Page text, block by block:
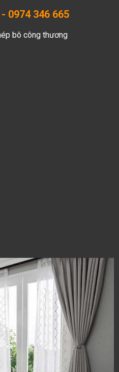
0974 346 665
bô công thương